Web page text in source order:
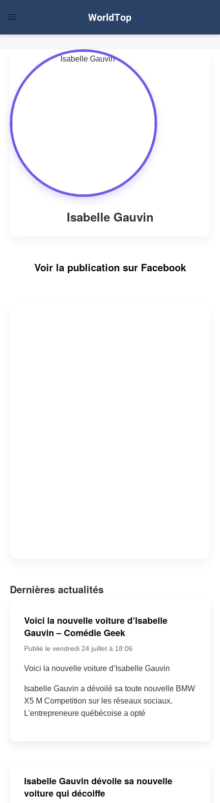
Isabelle Gauvin
Voir la publication sur Facebook
Dernières actualités
Voici la nouvelle voiture d’Isabelle
Gauvin – Comédie Geek
Publié le vendredi 24 juillet à 18:06
Voici la nouvelle voiture d’Isabelle Gauvin
Isabelle Gauvin a dévoilé sa toute nouvelle BMW
X5 M Competition sur les réseaux sociaux.
L'entrepreneure québécoise a opté
Isabelle Gauvin dévoile sa nouvelle
voiture qui décoiffe